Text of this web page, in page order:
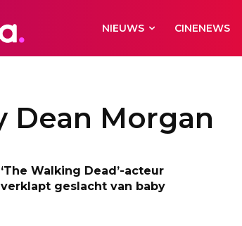
NIEUWS CINENEWS
Dean Morgan
‘The Walking Dead’-acteur
verklapt geslacht van baby